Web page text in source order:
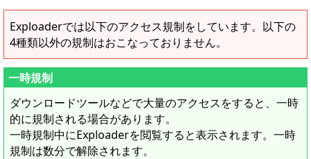
Exploaderでは以下のアクセス規制をしています。以下の
4種類以外の規制はおこなっておりません。
一時規制
ダウンロードツールなどで大量のアクセスをすると、一時
的に規制される場合があります。
一時規制中にExploaderを閲覧すると表示されます。 一時
規制は数分で解除されます。